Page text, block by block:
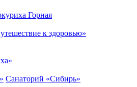
Горная
к здоровью»
Санаторий «Сибирь»